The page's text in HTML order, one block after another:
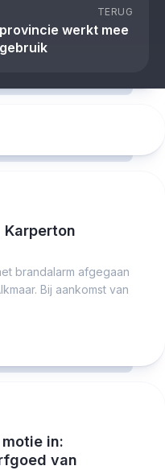
TERUG
werkt mee
brandalarm afgegaan
Bij aankomst van
in:
van